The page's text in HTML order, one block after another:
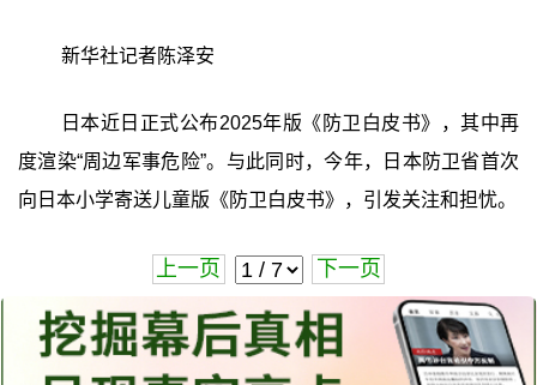
新华社记者陈泽安
日本近日正式公布2025年版《防卫白皮书》，其中再
度渲染“周边军事危险”。与此同时，今年，日本防卫省首次
向日本小学寄送儿童版《防卫白皮书》，引发关注和担忧。
上一页 下一页